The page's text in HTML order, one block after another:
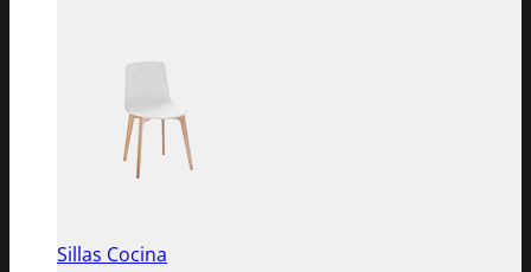
Sillas Cocina